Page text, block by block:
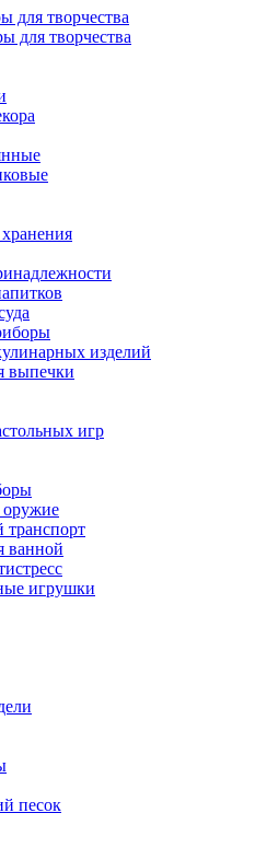
для творчества
для творчества
изделий
выпечки
игр
ванной
игрушки
песок